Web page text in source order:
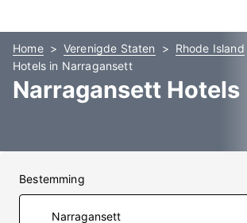
Home Verenigde Staten
Rhode Island
Hotels in Narragansett
Narragansett Hotels
Bestemming